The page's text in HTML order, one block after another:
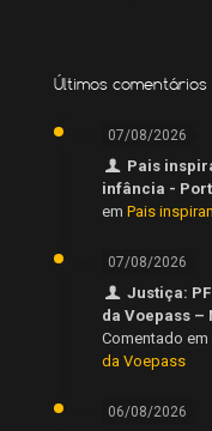
Últimos comentários
07/08/2026
Pais
infância -
em Pais
07/08/2026
Justiça:
da Voepass –
Comentado em
da Voepass
06/08/2026